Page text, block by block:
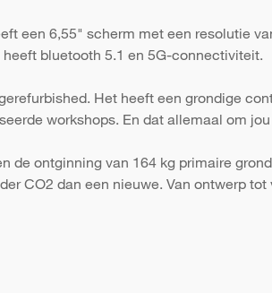
een 6,55" scherm met een resolutie
bluetooth 5.1 en 5G-connectiviteit.
Het heeft een grondige
workshops. En dat allemaal om
ontginning van 164 kg primaire
CO2 dan een nieuwe. Van ontwerp